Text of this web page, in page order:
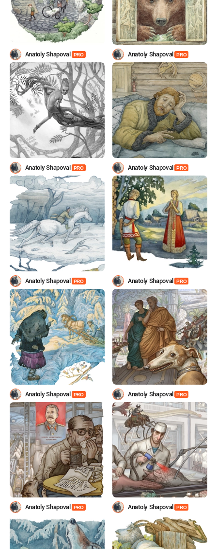
Anatoly Shapoval PRO Anatoly Shapoval PRO
Anatoly Shapoval PRO Anatoly Shapoval PRO
Anatoly Shapoval PRO Anatoly Shapoval PRO
Anatoly Shapoval PRO Anatoly Shapoval PRO
Anatoly Shapoval PRO Anatoly Shapoval PRO